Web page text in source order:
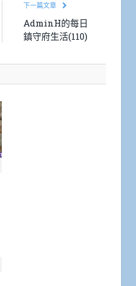
下一篇文章
AdminH的每日
鎮守府生活(110)